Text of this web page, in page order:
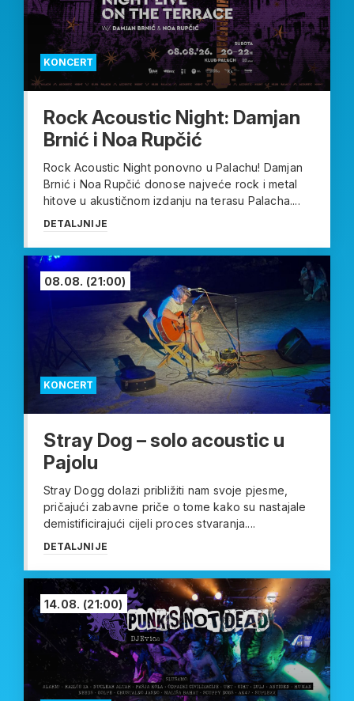
KONCERT
Rock Acoustic Night: Damjan
Brnić i Noa Rupčić
Rock Acoustic Night ponovno u Palachu! Damjan
Brnić i Noa Rupčić donose najveće rock i metal
hitove u akustičnom izdanju na terasu Palacha....
DETALJNIJE
KONCERT
08.08. (21:00)
Stray Dog – solo acoustic u
Pajolu
Stray Dogg dolazi približiti nam svoje pjesme,
pričajući zabavne priče o tome kako su nastajale
demistificirajući cijeli proces stvaranja....
DETALJNIJE
14.08. (21:00)